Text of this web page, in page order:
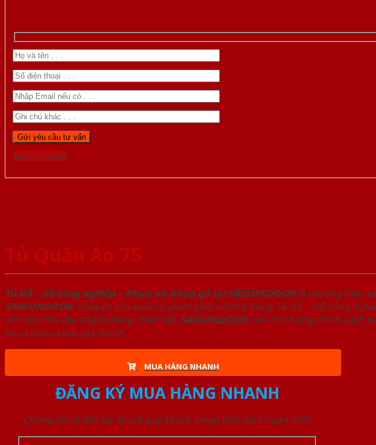
Gọi 0976.169.864
Tủ Quần Áo 75
Tủ Gỗ – Gỗ công nghiêp – Nhựa và Nhựa gỗ tại SAIGONDOORlà thương hiệu
SAIGONDOOR. Chuyên sản xuất và phân phối những dòng Tủ Gỗ – Gỗ công
với mọi nhu cầu khách hàng. Trên hết, SAIGONDOORcòn có những chính sách
và cả phân khúc giá thành.
MUA HÀNG NHANH
ĐĂNG KÝ MUA HÀNG NHANH
Chúng tôi sẽ liên lạc lại với quý khách trong thời gian ngắn nhất